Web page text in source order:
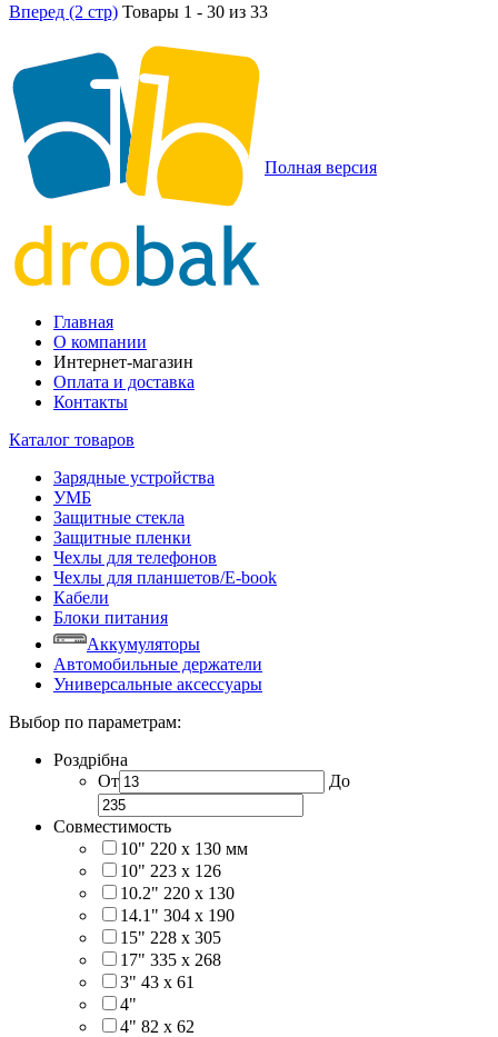
Вперед (2 стр) Товары 1 - 30 из 33
Полная версия
Главная
О компании
Интернет-магазин
Оплата и доставка
Контакты
Каталог товаров
Зарядные устройства
УМБ
Защитные стекла
Защитные пленки
Чехлы для телефонов
Чехлы для планшетов/E-book
Кабели
Блоки питания
Аккумуляторы
Автомобильные держатели
Универсальные аксессуары
Выбор по параметрам:
Роздрібна
От
До
Совместимость
10" 220 x 130 мм
10" 223 x 126
10.2" 220 x 130
14.1" 304 х 190
15" 228 x 305
17" 335 х 268
3" 43 x 61
4"
4" 82 x 62